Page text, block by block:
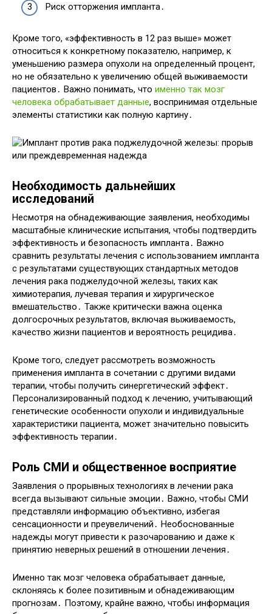
Риск отторжения импланта․
Кроме того, «эффективность в 12 раз выше» может
относиться к конкретному показателю, например, к
уменьшению размера опухоли на определенный процент,
но не обязательно к увеличению общей выживаемости
пациентов․ Важно понимать, что именно так мозг
человека обрабатывает данные, воспринимая отдельные
элементы статистики как полную картину․
Необходимость дальнейших
исследований
Несмотря на обнадеживающие заявления, необходимы
масштабные клинические испытания, чтобы подтвердить
эффективность и безопасность импланта․ Важно
сравнить результаты лечения с использованием импланта
с результатами существующих стандартных методов
лечения рака поджелудочной железы, таких как
химиотерапия, лучевая терапия и хирургическое
вмешательство․ Также критически важна оценка
долгосрочных результатов, включая выживаемость,
качество жизни пациентов и вероятность рецидива․
Кроме того, следует рассмотреть возможность
применения импланта в сочетании с другими видами
терапии, чтобы получить синергетический эффект․
Персонализированный подход к лечению, учитывающий
генетические особенности опухоли и индивидуальные
характеристики пациента, может значительно повысить
эффективность терапии․
Роль СМИ и общественное восприятие
Заявления о прорывных технологиях в лечении рака
всегда вызывают сильные эмоции․ Важно, чтобы СМИ
представляли информацию объективно, избегая
сенсационности и преувеличений․ Необоснованные
надежды могут привести к разочарованию и даже к
принятию неверных решений в отношении лечения․
Именно так мозг человека обрабатывает данные,
склоняясь к более позитивным и обнадеживающим
прогнозам․ Поэтому, крайне важно, чтобы информация